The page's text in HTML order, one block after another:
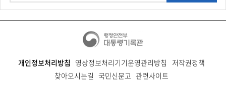
개인정보처리방침 영상정보처리기기운영관리방침
저작권정책
찾아오시는길 국민신문고 관련사이트